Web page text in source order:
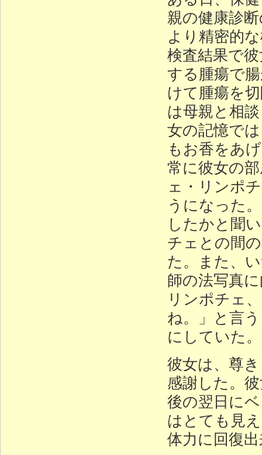
親の健康診
より精密的
検査結果で
する腫瘍で
けて腫瘍を
は母親と相
女の記憶で
もお香をあ
常に彼女の
ェ・リンポ
うになった
したかと聞
チェとの間
た。また、
師の法写真
リンポチェ
ね。」と言
にしていた。
彼女は、尊
感謝した。
後の翌日に
はとても見
体力に回復